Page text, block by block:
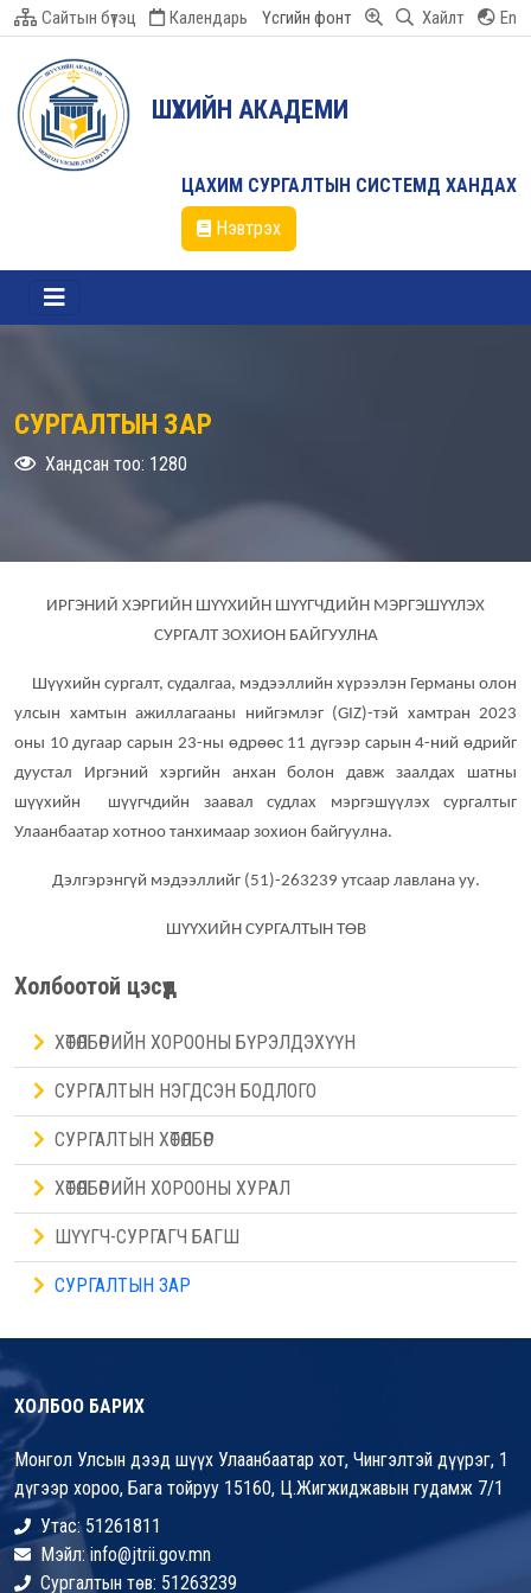
Сайтын бүтэц Календарь Үсгийн фонт Хайлт En
ШҮҮХИЙН АКАДЕМИ
ЦАХИМ СУРГАЛТЫН СИСТЕМД ХАНДАХ
Нэвтрэх
СУРГАЛТЫН ЗАР
Хандсан тоо: 1280
ИРГЭНИЙ ХЭРГИЙН ШҮҮХИЙН ШҮҮГЧДИЙН МЭРГЭШҮҮЛЭХ
СУРГАЛТ ЗОХИОН БАЙГУУЛНА
Шүүхийн сургалт, судалгаа, мэдээллийн хүрээлэн Германы олон
улсын хамтын ажиллагааны нийгэмлэг (GIZ)-тэй хамтран 2023
оны 10 дугаар сарын 23-ны өдрөөс 11 дүгээр сарын 4-ний өдрийг
дуустал Иргэний хэргийн анхан болон давж заалдах шатны
шүүхийн шүүгчдийн заавал судлах мэргэшүүлэх сургалтыг
Улаанбаатар хотноо танхимаар зохион байгуулна.
Дэлгэрэнгүй мэдээллийг (51)-263239 утсаар лавлана уу.
ШҮҮХИЙН СУРГАЛТЫН ТӨВ
Холбоотой цэсүүд
ХӨТӨЛБӨРИЙН ХОРООНЫ БҮРЭЛДЭХҮҮН
СУРГАЛТЫН НЭГДСЭН БОДЛОГО
СУРГАЛТЫН ХӨТӨЛБӨР
ХӨТӨЛБӨРИЙН ХОРООНЫ ХУРАЛ
ШҮҮГЧ-СУРГАГЧ БАГШ
СУРГАЛТЫН ЗАР
ХОЛБОО БАРИХ
Монгол Улсын дээд шүүх Улаанбаатар хот, Чингэлтэй дүүрэг, 1
дүгээр хороо, Бага тойруу 15160, Ц.Жигжиджавын гудамж 7/1
Утас: 51261811
Мэйл: info@jtrii.gov.mn
Сургалтын төв: 51263239